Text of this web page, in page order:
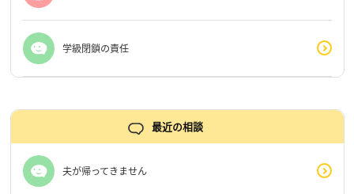
学級閉鎖の責任
最近の相談
夫が帰ってきません